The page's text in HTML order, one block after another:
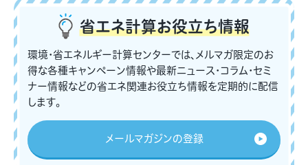
省エネ計算お役立ち情報
環境・省エネルギー計算センターでは、メルマガ限定のお
得な各種キャンペーン情報や最新ニュース・コラム・セミ
ナー情報などの省エネ関連お役立ち情報を定期的に配信
します。
メールマガジンの登録